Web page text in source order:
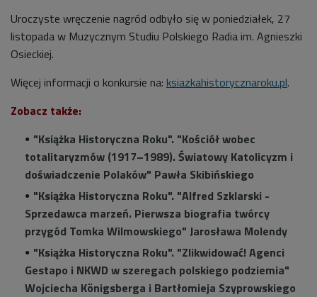
Uroczyste wręczenie nagród odbyło się w poniedziałek, 27
listopada w Muzycznym Studiu Polskiego Radia im. Agnieszki
Osieckiej.
Więcej informacji o konkursie na: ksiazkahistorycznaroku.pl.
Zobacz także:
"Książka Historyczna Roku". "Kościół wobec
totalitaryzmów (1917–1989). Światowy Katolicyzm i
doświadczenie Polaków" Pawła Skibińskiego
"Książka Historyczna Roku". "Alfred Szklarski -
Sprzedawca marzeń. Pierwsza biografia twórcy
przygód Tomka Wilmowskiego" Jarosława Molendy
"Książka Historyczna Roku". "Zlikwidować! Agenci
Gestapo i NKWD w szeregach polskiego podziemia"
Wojciecha Königsberga i Bartłomieja Szyprowskiego